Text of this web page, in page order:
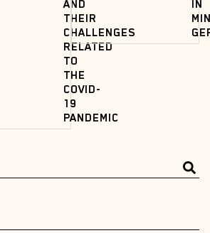
AND
THEIR
CHALLENGES
RELATED
TO
THE
COVID-
19
PANDEMIC
IN